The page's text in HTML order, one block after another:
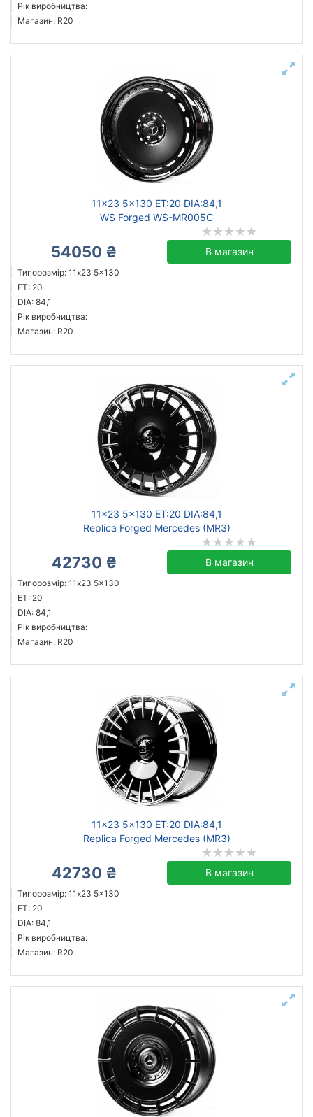
Рік виробництва:
Магазин: R20
11x23 5x130 ET:20 DIA:84,1
WS Forged WS-MR005C
54050 ₴ В магазин
Типорозмір: 11x23 5x130
ET: 20
DIA: 84,1
Рік виробництва:
Магазин: R20
11x23 5x130 ET:20 DIA:84,1
Replica Forged Mercedes (MR3)
42730 ₴ В магазин
Типорозмір: 11x23 5x130
ET: 20
DIA: 84,1
Рік виробництва:
Магазин: R20
11x23 5x130 ET:20 DIA:84,1
Replica Forged Mercedes (MR3)
42730 ₴ В магазин
Типорозмір: 11x23 5x130
ET: 20
DIA: 84,1
Рік виробництва:
Магазин: R20